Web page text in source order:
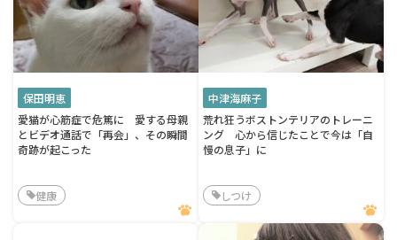
保田明恵
愛猫が心筋症で危篤に 愛する母親
とビデオ通話で「再会」、その瞬間
奇跡が起こった
健康
中津海麻子
荒れ狂うボストンテリアのトレーニ
ング 心から信じたことで今は「自
慢の息子」に
しつけ